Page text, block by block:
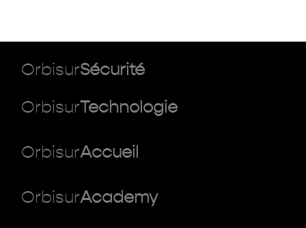
OrbisurAcademy
OrbisurSécurité
OrbisurTechnologie
OrbisurAccueil